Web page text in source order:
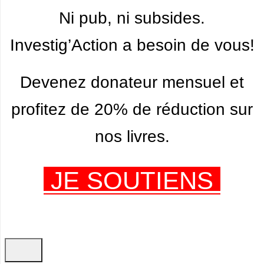
Ni pub, ni subsides.
Investig’Action a besoin de vous!
Devenez donateur mensuel et
profitez de 20% de réduction sur
nos livres.
JE SOUTIENS